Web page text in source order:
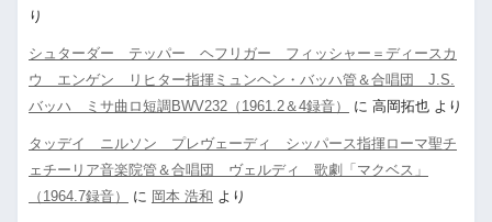
り
シュターダー テッパー ヘフリガー フィッシャー＝ディースカ
ウ エンゲン リヒター指揮ミュンヘン・バッハ管＆合唱団 J.S.
バッハ ミサ曲ロ短調BWV232（1961.2＆4録音）
に 高岡拓也 より
タッデイ ニルソン プレヴェーディ シッパース指揮ローマ聖チ
ェチーリア音楽院管＆合唱団 ヴェルディ 歌劇「マクベス」
（1964.7録音）
に 岡本 浩和 より